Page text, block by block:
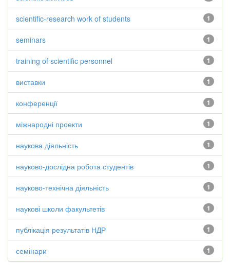
1
scientific-research work of students
1
seminars
1
training of scientific personnel
1
виставки
1
конференції
1
міжнародні проекти
1
наукова діяльність
1
науково-дослідна робота студентів
1
науково-технічна діяльність
1
наукові школи факультетів
1
публікація результатів НДР
1
семінари